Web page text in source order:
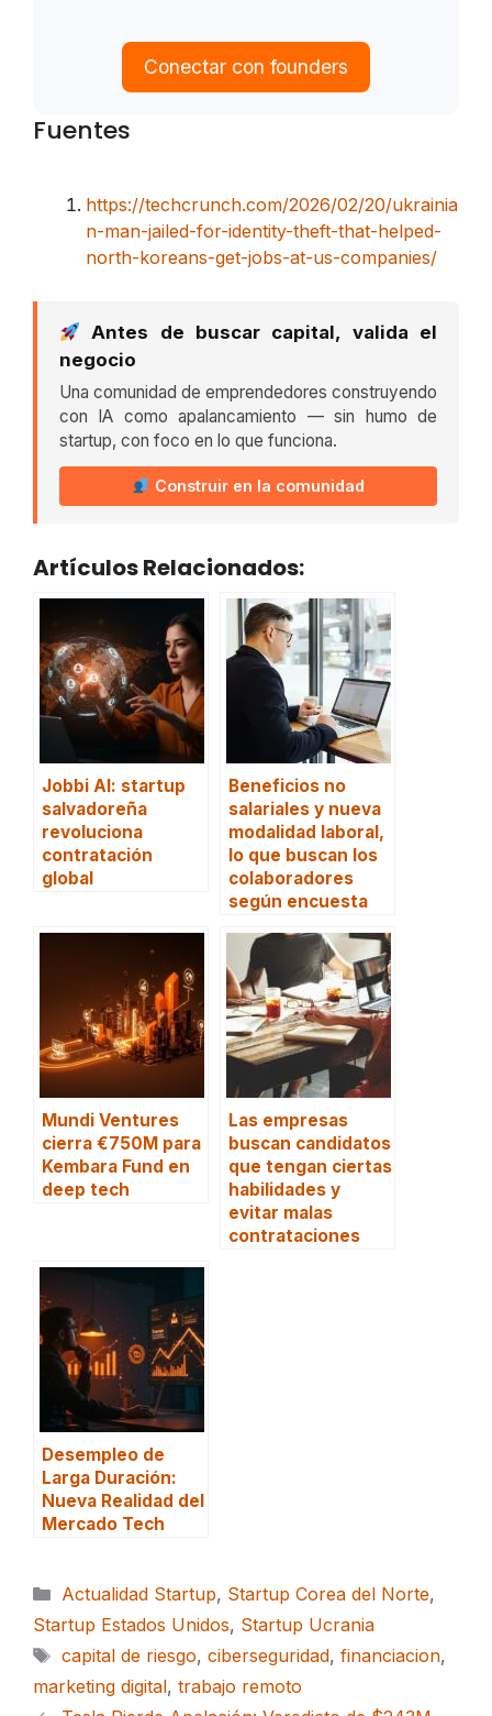
Conectar con founders
Fuentes
https://techcrunch.com/2026/02/20/ukrainia
n-man-jailed-for-identity-theft-that-helped-
north-koreans-get-jobs-at-us-companies/
Antes de buscar capital, valida el
negocio
Una comunidad de emprendedores construyendo
con IA como apalancamiento — sin humo de
startup, con foco en lo que funciona.
Construir en la comunidad
Artículos Relacionados:
Jobbi AI: startup
salvadoreña
revoluciona
contratación
global
Beneficios no
salariales y nueva
modalidad laboral,
lo que buscan los
colaboradores
según encuesta
Mundi Ventures
cierra €750M para
Kembara Fund en
deep tech
Las empresas
buscan candidatos
que tengan ciertas
habilidades y
evitar malas
contrataciones
Desempleo de
Larga Duración:
Nueva Realidad del
Mercado Tech
Categorías
Actualidad Startup, Startup Corea del Norte,
Startup Estados Unidos, Startup Ucrania
Etiquetas
capital de riesgo, ciberseguridad, financiacion,
marketing digital, trabajo remoto